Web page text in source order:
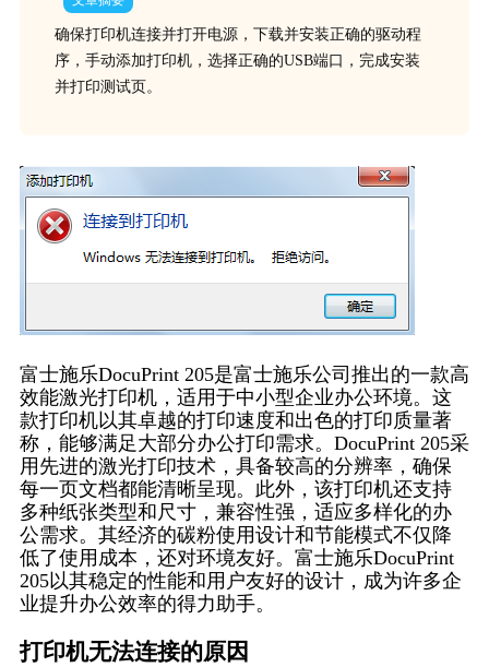
确保打印机连接并打开电源，下载并安装正确的驱动程
序，手动添加打印机，选择正确的USB端口，完成安装
并打印测试页。
富士施乐DocuPrint 205是富士施乐公司推出的一款高
效能激光打印机，适用于中小型企业办公环境。这
款打印机以其卓越的打印速度和出色的打印质量著
称，能够满足大部分办公打印需求。DocuPrint 205采
用先进的激光打印技术，具备较高的分辨率，确保
每一页文档都能清晰呈现。此外，该打印机还支持
多种纸张类型和尺寸，兼容性强，适应多样化的办
公需求。其经济的碳粉使用设计和节能模式不仅降
低了使用成本，还对环境友好。富士施乐DocuPrint
205以其稳定的性能和用户友好的设计，成为许多企
业提升办公效率的得力助手。
打印机无法连接的原因